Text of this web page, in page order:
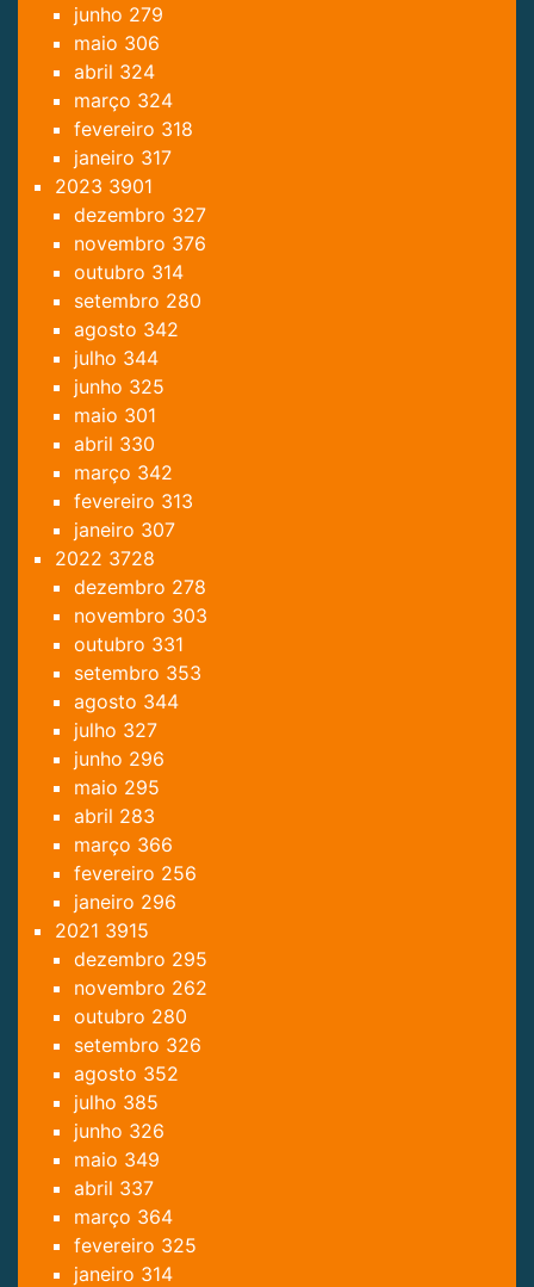
junho 279
maio 306
abril 324
março 324
fevereiro 318
janeiro 317
2023 3901
dezembro 327
novembro 376
outubro 314
setembro 280
agosto 342
julho 344
junho 325
maio 301
abril 330
março 342
fevereiro 313
janeiro 307
2022 3728
dezembro 278
novembro 303
outubro 331
setembro 353
agosto 344
julho 327
junho 296
maio 295
abril 283
março 366
fevereiro 256
janeiro 296
2021 3915
dezembro 295
novembro 262
outubro 280
setembro 326
agosto 352
julho 385
junho 326
maio 349
abril 337
março 364
fevereiro 325
janeiro 314